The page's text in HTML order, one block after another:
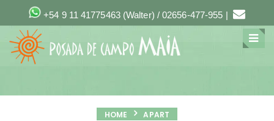
+54 9 11 41775463 (Walter) /02656-477-955
HOME APART